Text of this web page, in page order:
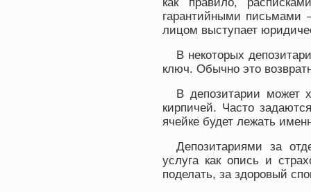
гарантийными письмами
лицом выступает
В некоторых
ключ. Обычно это
В депозитарии может
кирпичей. Часто
ячейке будет лежать
Депозитариями за
услуга как опись и
поделать, за здоровый